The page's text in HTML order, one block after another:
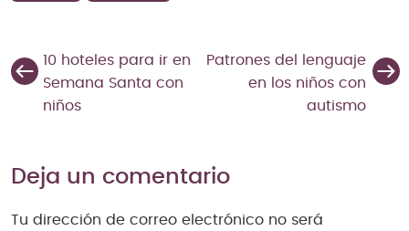
10 hoteles para ir en
Semana Santa con
niños
Patrones del lenguaje
en los niños con
autismo
Deja un comentario
Tu dirección de correo electrónico no será